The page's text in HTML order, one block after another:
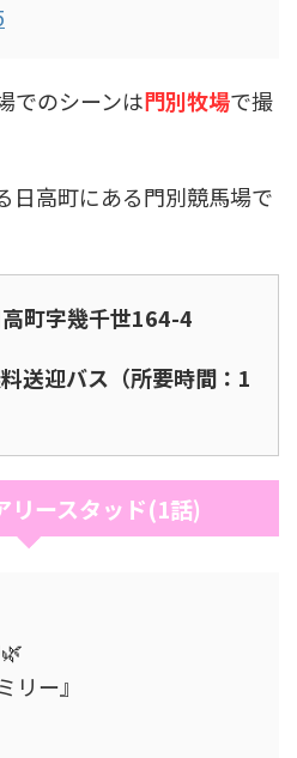
でのシーンは門別牧場で撮
日高町にある門別競馬場で
町字幾千世164-4
送迎バス（所要時間：1
リースタッド(1話)
リー』